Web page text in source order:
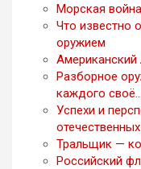
Морская
Что известно
оружием
Американский
Разборное
каждого своё…
Успехи и
Тральщик —
Российский